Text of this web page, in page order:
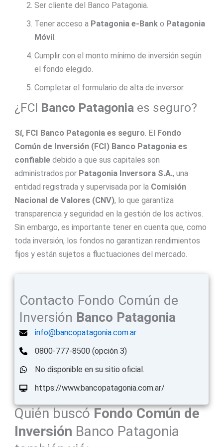
Ser cliente del Banco Patagonia.
Tener acceso a Patagonia e-Banko Patagonia
Móvil.
Cumplir con el monto mínimo de inversión según
el fondo elegido.
Completar el formulario de alta de inversor.
¿FCI Banco Patagonia es seguro?
Sí, FCI Banco Patagonia es seguro. El Fondo
Común de Inversión (FCI) Banco Patagonia es
confiable debido a que sus capitales son
administrados por Patagonia Inversora S.A., una
entidad registrada y supervisada por la Comisión
Nacional de Valores (CNV), lo que garantiza
transparencia y seguridad en la gestión de los activos.
Sin embargo, es importante tener en cuenta que, como
toda inversión, los fondos no garantizan rendimientos
fijos y están sujetos a fluctuaciones del mercado.
Contacto Fondo Común de
Inversión Banco Patagonia
info@bancopatagonia.com.ar
0800-777-8500 (opción 3)
No disponible en su sitio oficial.
https://www.bancopatagonia.com.ar/
Quién buscóFondo Común de
Inversión Banco Patagonia